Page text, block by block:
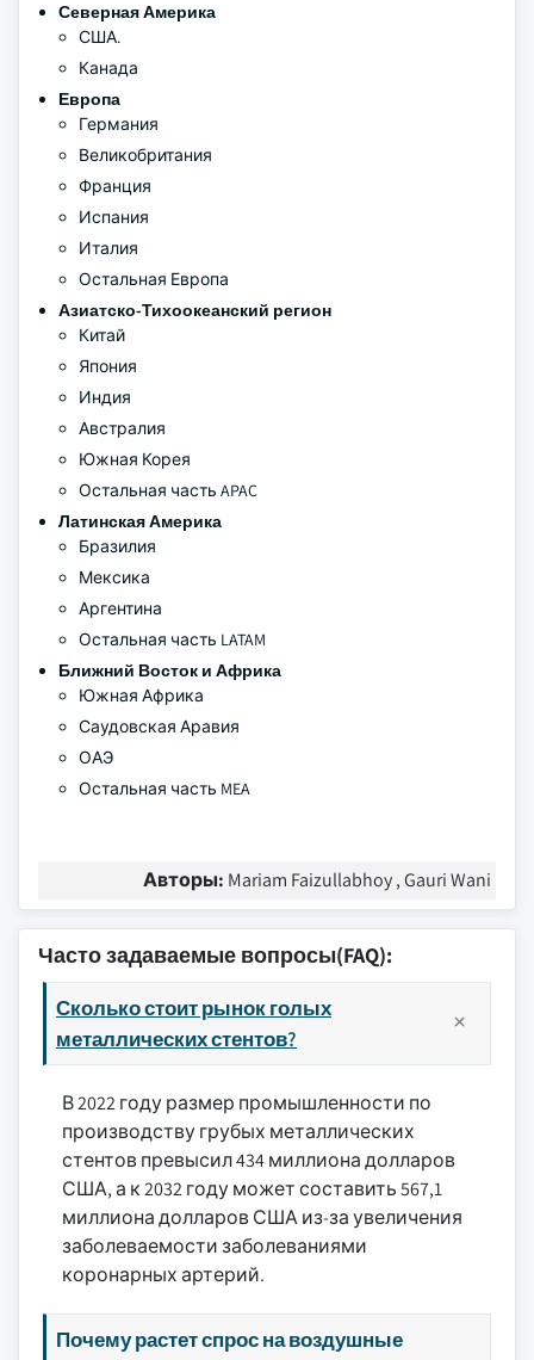
Северная Америка
США.
Канада
Европа
Германия
Великобритания
Франция
Испания
Италия
Остальная Европа
Азиатско-Тихоокеанский регион
Китай
Япония
Индия
Австралия
Южная Корея
Остальная часть APAC
Латинская Америка
Бразилия
Мексика
Аргентина
Остальная часть LATAM
Ближний Восток и Африка
Южная Африка
Саудовская Аравия
ОАЭ
Остальная часть MEA
Авторы: Mariam Faizullabhoy , Gauri Wani
Часто задаваемые вопросы(FAQ):
Сколько стоит рынок голых
металлических стентов?
В 2022 году размер промышленности по
производству грубых металлических
стентов превысил 434 миллиона долларов
США, а к 2032 году может составить 567,1
миллиона долларов США из-за увеличения
заболеваемости заболеваниями
коронарных артерий.
Почему растет спрос на воздушные